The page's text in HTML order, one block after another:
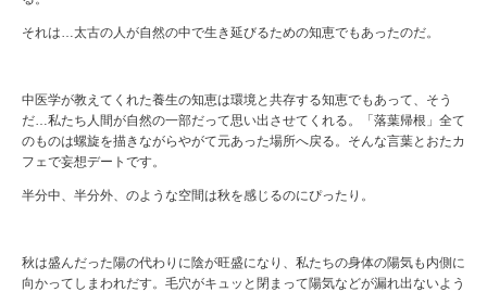
それは…太古の人が自然の中で生き延びるための知恵でもあったのだ。
中医学が教えてくれた養生の知恵は環境と共存する知恵でもあって、そう
だ…私たち人間が自然の一部だって思い出させてくれる。「落葉帰根」全て
のものは螺旋を描きながらやがて元あった場所へ戻る。そんな言葉とおたカ
フェで妄想デートです。
半分中、半分外、のような空間は秋を感じるのにぴったり。
秋は盛んだった陽の代わりに陰が旺盛になり、私たちの身体の陽気も内側に
向かってしまわれだす。毛穴がキュッと閉まって陽気などが漏れ出ないよう